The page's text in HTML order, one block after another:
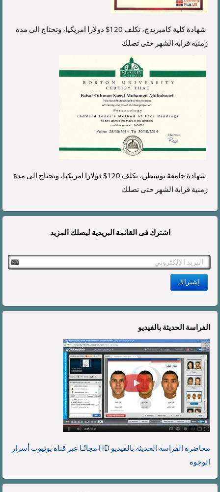
شهادة كلية كامبريدج، تكلف 120$ دولارا امريكيا، وتحتاج الى مدة
زمنية قرابة الشهر حتى تصلك
شهادة جامعة بوسطن، تكلف 120$ دولارا امريكيا، وتحتاج الى مدة
زمنية قرابة الشهر حتى تصلك
اشترك فى القائمة البريدية ليصلك المزيد
الفراسة الحديثة بالفيديو
محاضرة الفراسة الحديثة بالفيديو HD مجانًـا عبر قناة يوتيوب أسرار
الوجوه